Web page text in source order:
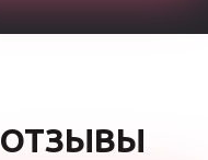
ОТЗЫВЫ